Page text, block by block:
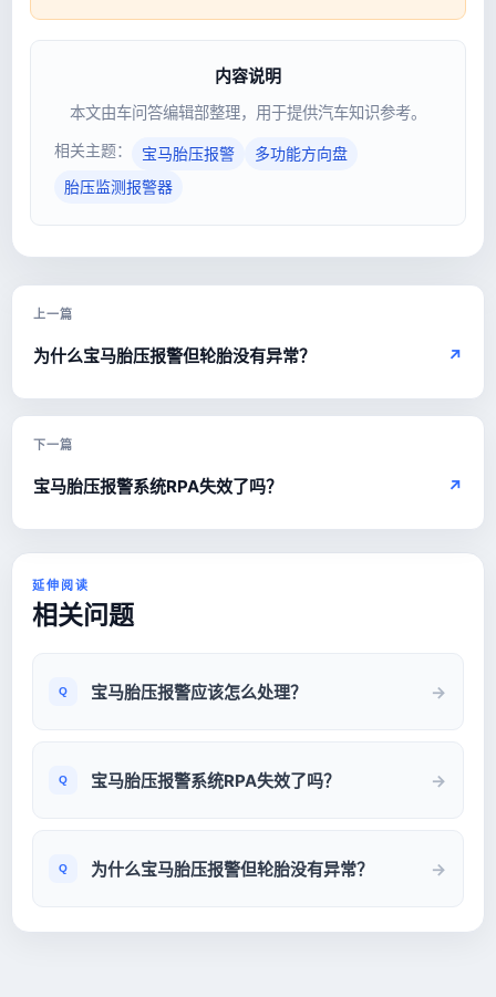
内容说明
本文由车问答编辑部整理，用于提供汽车知识参考。
相关主题：
宝马胎压报警
多功能方向盘
胎压监测报警器
上一篇
为什么宝马胎压报警但轮胎没有异常？ ↗
下一篇
宝马胎压报警系统RPA失效了吗？ ↗
延伸阅读
相关问题
宝马胎压报警应该怎么处理？
宝马胎压报警系统RPA失效了吗？
为什么宝马胎压报警但轮胎没有异常？